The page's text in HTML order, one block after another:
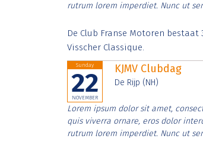
rutrum lorem imperdiet. Nunc ut
De Club Franse Motoren
Visscher Classique.
Sunday
22
NOVEMBER
KJMV Clubdag
De Rijp (NH)
Lorem ipsum dolor sit amet,
quis viverra ornare, eros dolor
rutrum lorem imperdiet. Nunc ut